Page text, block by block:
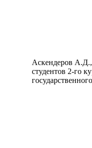
Аскендеров А.Д.,
студентов 2-го